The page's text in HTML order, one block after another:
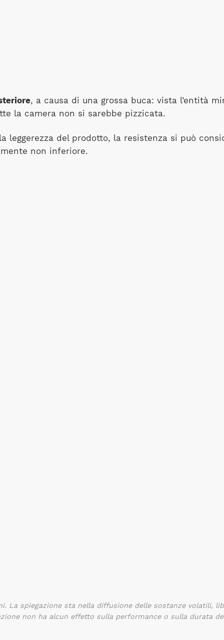
, a causa di una grossa buca: vista l’entità
la camera non si sarebbe pizzicata.
leggerezza del prodotto, la resistenza si può
non inferiore.
La spiegazione sta nella diffusione delle sostanze volatili,
non ha alcun effetto sulla performance o sulla durata